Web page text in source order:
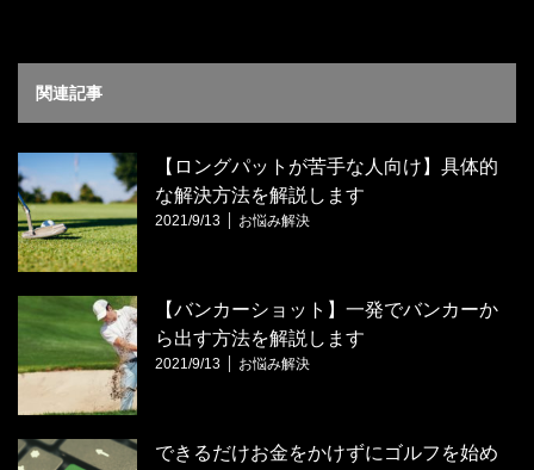
関連記事
【ロングパットが苦手な人向け】具体的
な解決方法を解説します
2021/9/13 お悩み解決
【バンカーショット】一発でバンカーか
ら出す方法を解説します
2021/9/13 お悩み解決
できるだけお金をかけずにゴルフを始め